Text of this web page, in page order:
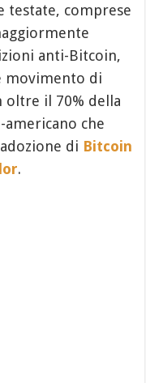
testate, comprese
anti-Bitcoin,
movimento di
oltre il 70% della
che
di Bitcoin
.